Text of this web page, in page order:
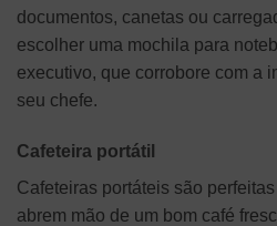
documentos, canetas ou
escolher uma mochila para
executivo, que corrobore com a
seu chefe.
Cafeteira portátil
Cafeteiras portáteis são
abrem mão de um bom café